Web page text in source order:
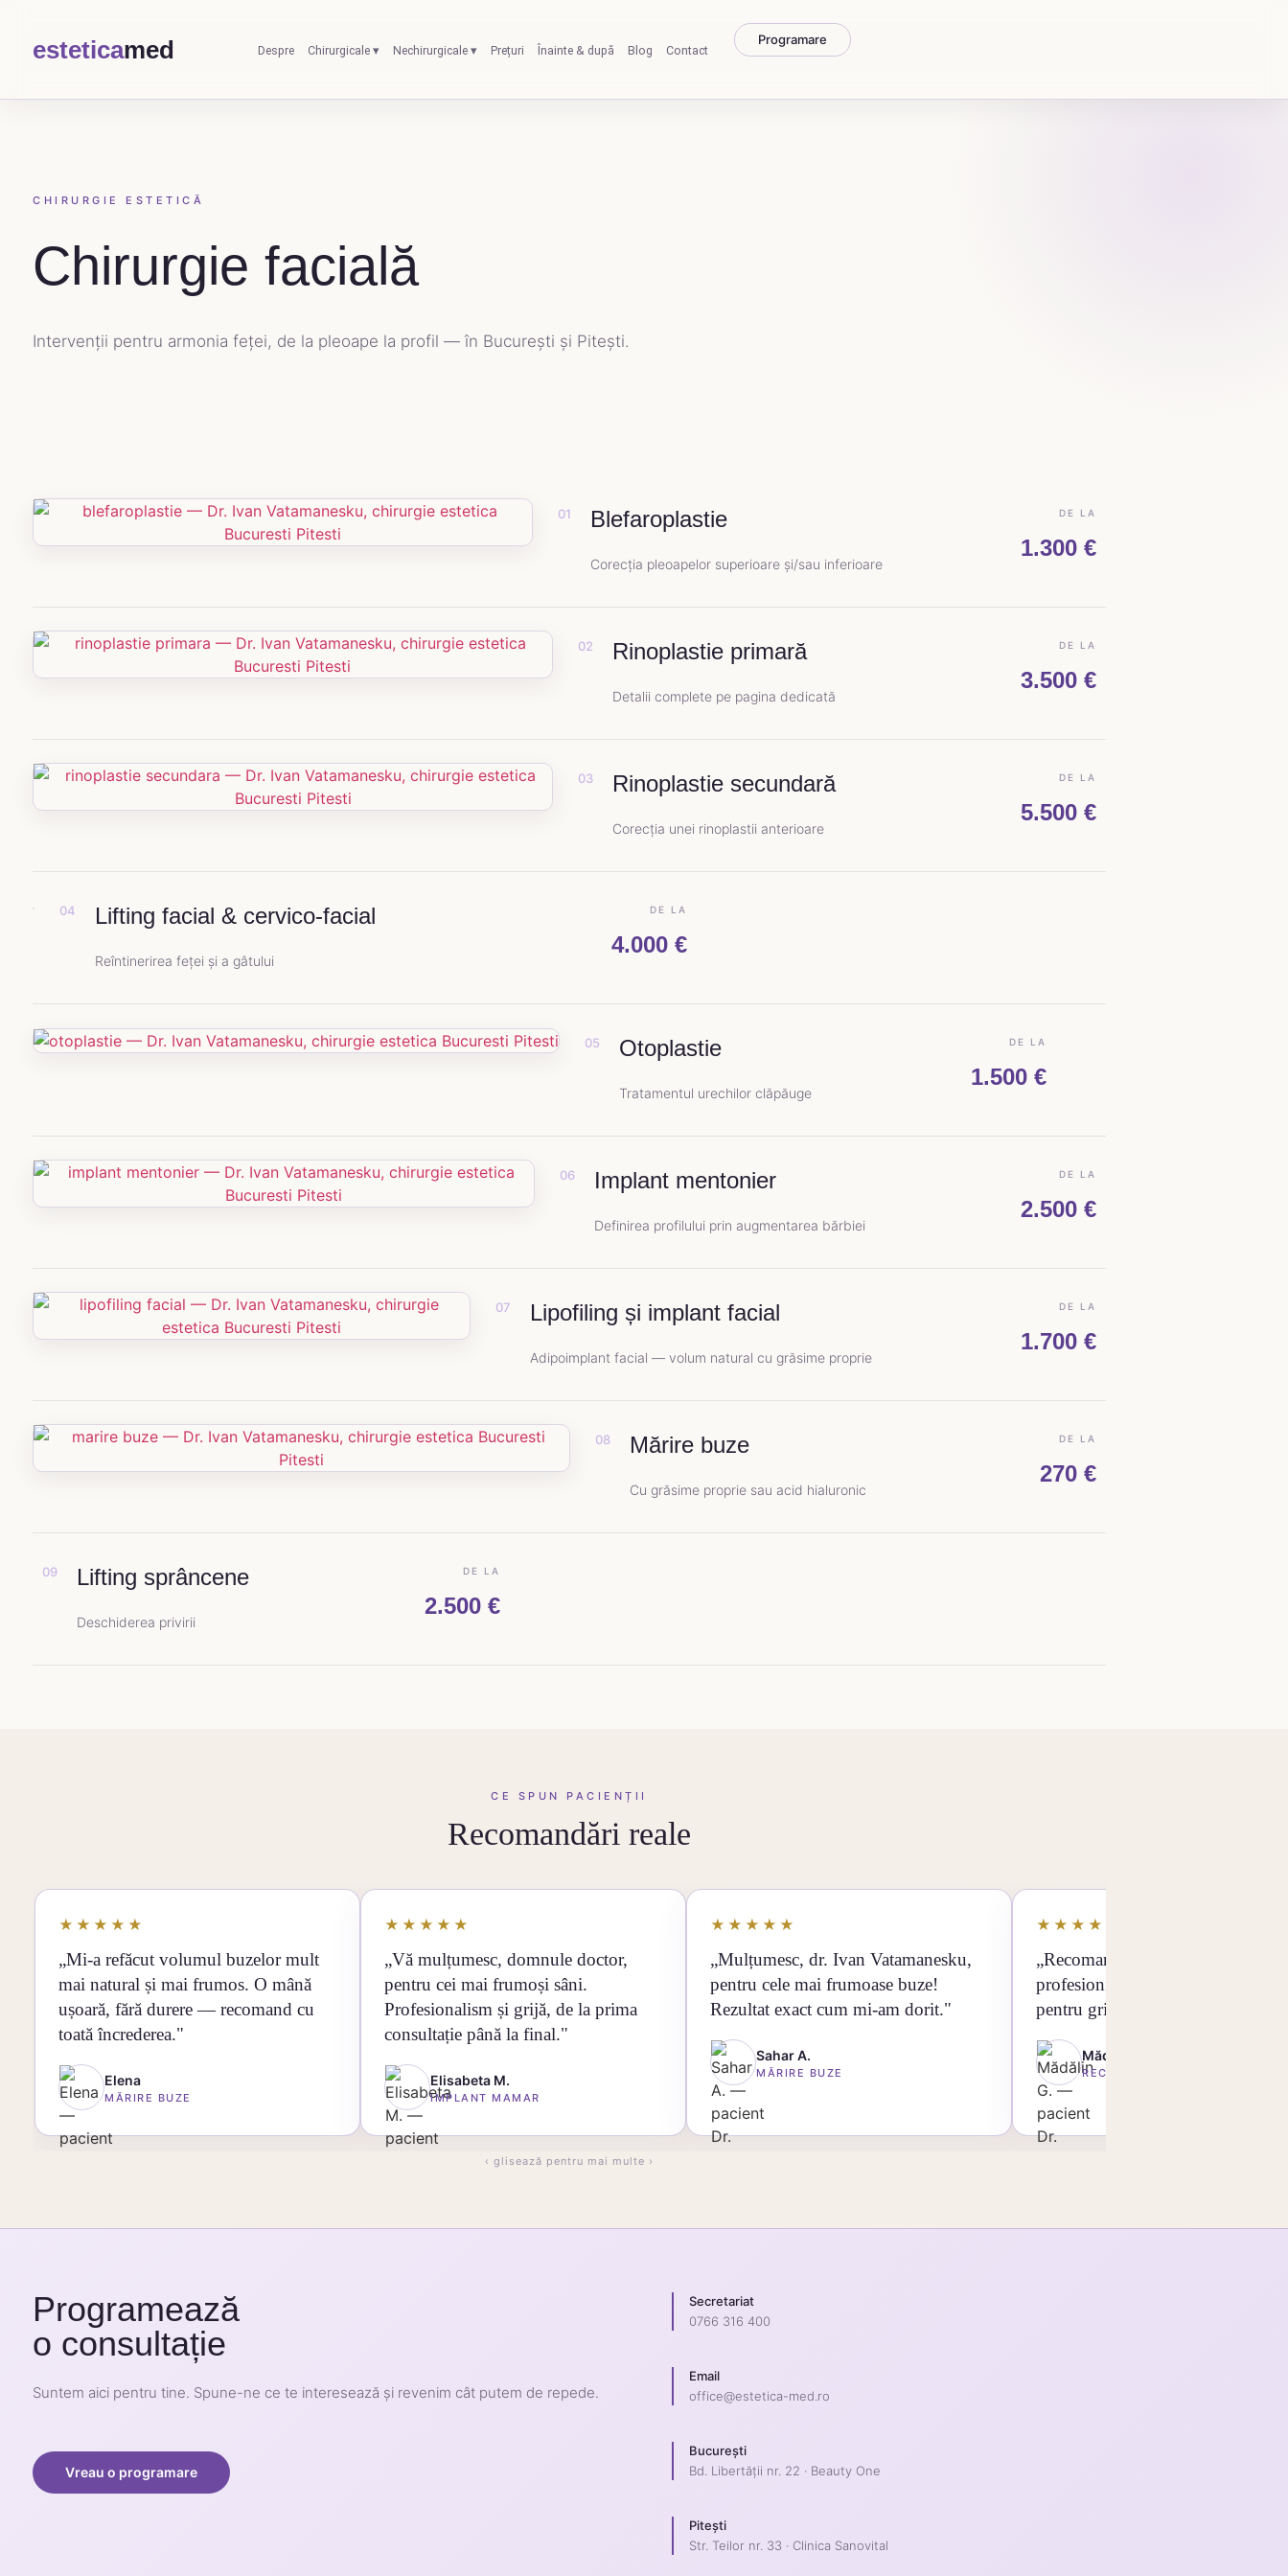
esteticamed Despre Chirurgicale ▾ Nechirurgicale ▾ Prețuri Înainte & după Blog Contact
Programare
CHIRURGIE ESTETICĂ
Chirurgie facială
Intervenții pentru armonia feței, de la pleoape la profil — în București și Pitești.
01 Blefaroplastie
Corecția pleoapelor superioare și/sau inferioare
DE LA
1.300 €
02 Rinoplastie primară
Detalii complete pe pagina dedicată
DE LA
3.500 €
03 Rinoplastie secundară
Corecția unei rinoplastii anterioare
DE LA
5.500 €
04 Lifting facial & cervico-facial
Reîntinerirea feței și a gâtului
DE LA
4.000 €
05 Otoplastie
Tratamentul urechilor clăpăuge
DE LA
1.500 €
06 Implant mentonier
Definirea profilului prin augmentarea bărbiei
DE LA
2.500 €
07 Lipofiling și implant facial
Adipoimplant facial — volum natural cu grăsime proprie
DE LA
1.700 €
08 Mărire buze
Cu grăsime proprie sau acid hialuronic
DE LA
270 €
09 Lifting sprâncene
Deschiderea privirii
DE LA
2.500 €
CE SPUN PACIENȚII
Recomandări reale
★★★★★
„Mi-a refăcut volumul buzelor mult
mai natural și mai frumos. O mână
ușoară, fără durere — recomand cu
toată încrederea."
Elena
MĂRIRE BUZE
★★★★★
„Vă mulțumesc, domnule doctor,
pentru cei mai frumoși sâni.
Profesionalism și grijă, de la prima
consultație până la final."
Elisabeta M.
IMPLANT MAMAR
★★★★★
„Mulțumesc, dr. Ivan Vatamanesku,
pentru cele mai frumoase buze!
Rezultat exact cum mi-am dorit."
Sahar A.
MĂRIRE BUZE
★★★★★
„Recomand cu încredere cel mai
profesionist doctor. Mulțumesc
pentru grija și rezultatele
Mădălin G.
RECOMANDARE
‹ glisează pentru mai multe ›
Programează
o consultație
Suntem aici pentru tine. Spune-ne ce te interesează și revenim cât putem de repede.
Vreau o programare
Secretariat
0766 316 400
Email
office@estetica-med.ro
București
Bd. Libertății nr. 22 · Beauty One
Pitești
Str. Teilor nr. 33 · Clinica Sanovital